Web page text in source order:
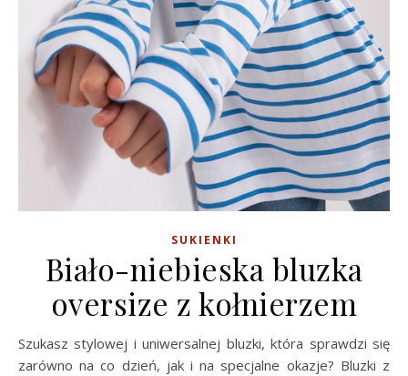
SUKIENKI
Biało-niebieska bluzka
oversize z kołnierzem
Szukasz stylowej i uniwersalnej bluzki, która sprawdzi się
zarówno na co dzień, jak i na specjalne okazje? Bluzki z